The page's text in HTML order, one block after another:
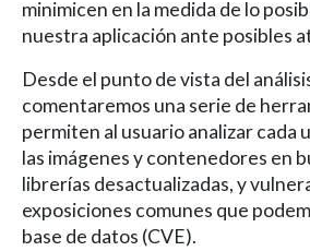
minimicen en la medida de lo
nuestra aplicación ante posibles
Desde el punto de vista del
comentaremos una serie de
permiten al usuario analizar cada
las imágenes y contenedores en
librerías desactualizadas, y
exposiciones comunes que
base de datos (CVE).